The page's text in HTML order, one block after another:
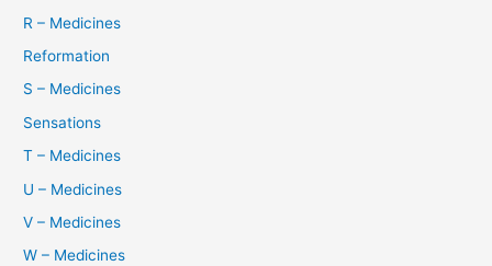
R – Medicines
Reformation
S – Medicines
Sensations
T – Medicines
U – Medicines
V – Medicines
W – Medicines